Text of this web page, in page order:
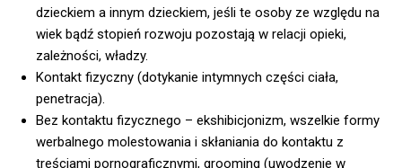
dzieckiem a innym dzieckiem, jeśli te osoby ze względu na
wiek bądź stopień rozwoju pozostają w relacji opieki,
zależności, władzy.
Kontakt fizyczny (dotykanie intymnych części ciała,
penetracja).
Bez kontaktu fizycznego – ekshibicjonizm, wszelkie formy
werbalnego molestowania i skłaniania do kontaktu z
treściami pornograficznymi, grooming (uwodzenie w